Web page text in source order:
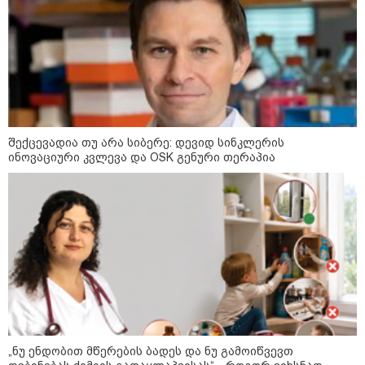
ფული ამ ზოდიაქოს ნიშნების
ხელში აღმოჩნდება: ვინ
გამდიდრდება?
როგორ ჩავიცვათ 40 წლის
შემდეგ: მილიონერების
აუცილებელი სამოსი
მსოფლიო
შექცევადია თუ არა სიბერე: დევიდ სინკლერის
ინოვაციური კვლევა და OSK გენური თერაპია
„ნუ ენდობით მწერების ბადეს და ნუ გამოიწვევთ